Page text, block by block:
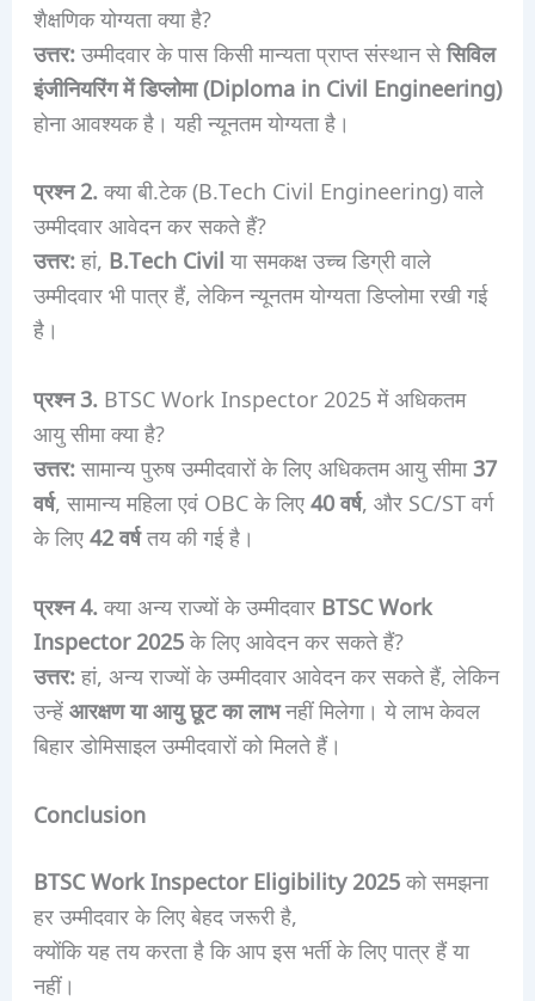
शैक्षणिक योग्यता क्या है?
उत्तर:उम्मीदवार के पास किसी मान्यता प्राप्त संस्थान सेसिविल
इंजीनियरिंग में डिप्लोमा (Diploma in Civil Engineering)
होना आवश्यक है। यही न्यूनतम योग्यता है।
प्रश्न 2.क्या बी.टेक (B.Tech Civil Engineering) वाले
उम्मीदवार आवेदन कर सकते हैं?
उत्तर:हां, B.Tech Civilया समकक्ष उच्च डिग्री वाले
उम्मीदवार भी पात्र हैं, लेकिन न्यूनतम योग्यता डिप्लोमा रखी गई
है।
प्रश्न 3.BTSC Work Inspector 2025 में अधिकतम
आयु सीमा क्या है?
उत्तर:सामान्य पुरुष उम्मीदवारों के लिए अधिकतम आयु सीमा37
वर्ष, सामान्य महिला एवं OBC के लिए40 वर्ष, और SC/ST वर्ग
के लिए42 वर्षतय की गई है।
प्रश्न 4.क्या अन्य राज्यों के उम्मीदवार BTSC Work
Inspector 2025के लिए आवेदन कर सकते हैं?
उत्तर:हां, अन्य राज्यों के उम्मीदवार आवेदन कर सकते हैं, लेकिन
उन्हेंआरक्षण या आयु छूट का लाभनहीं मिलेगा। ये लाभ केवल
बिहार डोमिसाइल उम्मीदवारों को मिलते हैं।
Conclusion
BTSC Work Inspector Eligibility 2025को समझना
हर उम्मीदवार के लिए बेहद जरूरी है,
क्योंकि यह तय करता है कि आप इस भर्ती के लिए पात्र हैं या
नहीं।